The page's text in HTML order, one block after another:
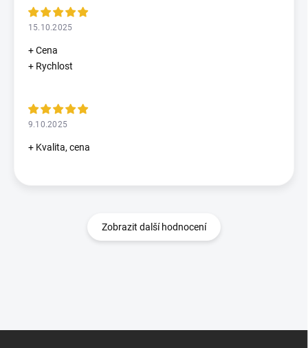
15.10.2025
+ Cena
+ Rychlost
9.10.2025
+ Kvalita, cena
Zobrazit další hodnocení